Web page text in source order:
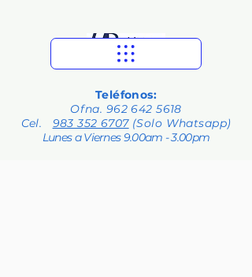
Teléfonos:
Ofna. 962 642 5618
Cel. 983 352 6707(Solo Whatsapp)
Lunes a Viernes 9.00am - 3.00pm